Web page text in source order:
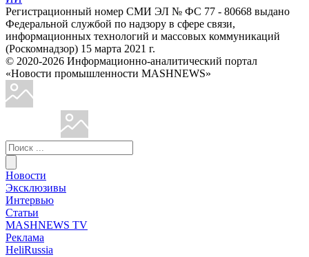
Регистрационный номер СМИ ЭЛ № ФС 77 - 80668 выдано
Федеральной службой по надзору в сфере связи,
информационных технологий и массовых коммуникаций
(Роскомнадзор) 15 марта 2021 г.
© 2020-2026 Информационно-аналитический портал
«Новости промышленности MASHNEWS»
Новости
Эксклюзивы
Интервью
Статьи
MASHNEWS TV
Реклама
HeliRussia